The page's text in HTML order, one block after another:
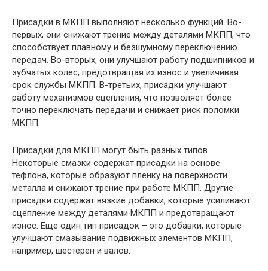
Присадки в МКПП выполняют несколько функций. Во-
первых, они снижают трение между деталями МКПП, что
способствует плавному и безшумному переключению
передач. Во-вторых, они улучшают работу подшипников и
зубчатых колес, предотвращая их износ и увеличивая
срок службы МКПП. В-третьих, присадки улучшают
работу механизмов сцепления, что позволяет более
точно переключать передачи и снижает риск поломки
МКПП.
Присадки для МКПП могут быть разных типов.
Некоторые смазки содержат присадки на основе
тефлона, которые образуют пленку на поверхности
металла и снижают трение при работе МКПП. Другие
присадки содержат вязкие добавки, которые усиливают
сцепление между деталями МКПП и предотвращают
износ. Еще один тип присадок – это добавки, которые
улучшают смазывание подвижных элементов МКПП,
например, шестерен и валов.